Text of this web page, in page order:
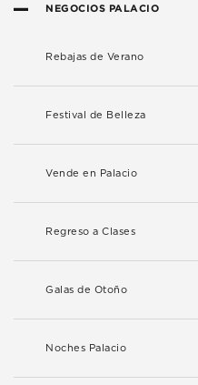
NEGOCIOS PALACIO
Rebajas de Verano
Festival de Belleza
Vende en Palacio
Regreso a Clases
Galas de Otoño
Noches Palacio